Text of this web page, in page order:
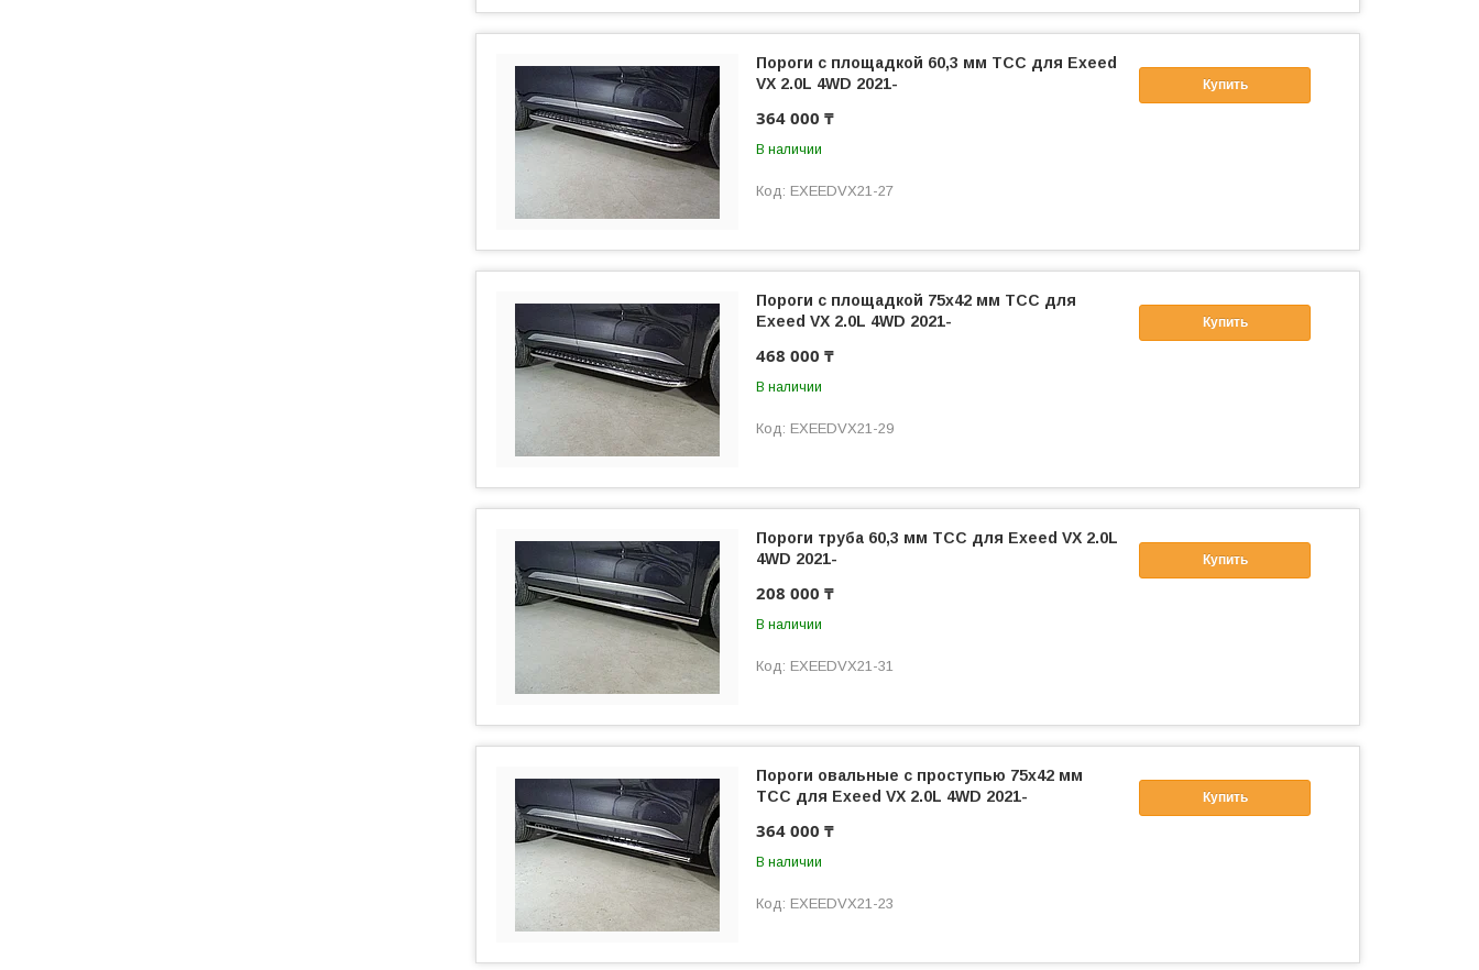
Купить
Пороги с площадкой 60,3 мм ТСС для Exeed
VX 2.0L 4WD 2021-
364 000 ₸
В наличии
EXEEDVX21-27
Купить
Пороги с площадкой 75х42 мм ТСС для
Exeed VX 2.0L 4WD 2021-
468 000 ₸
В наличии
EXEEDVX21-29
Купить
Пороги труба 60,3 мм ТСС для Exeed VX 2.0L
4WD 2021-
208 000 ₸
В наличии
EXEEDVX21-31
Купить
Пороги овальные с проступью 75х42 мм
ТСС для Exeed VX 2.0L 4WD 2021-
364 000 ₸
В наличии
EXEEDVX21-23